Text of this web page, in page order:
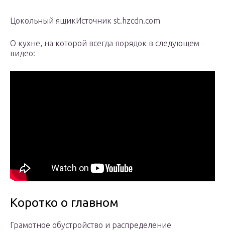
Цокольный ящикИсточник st.hzcdn.com
О кухне, на которой всегда порядок в следующем
видео:
Коротко о главном
Грамотное обустройство и распределение